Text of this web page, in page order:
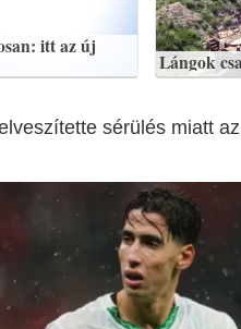
itt az új
Lángok
sérülés miatt